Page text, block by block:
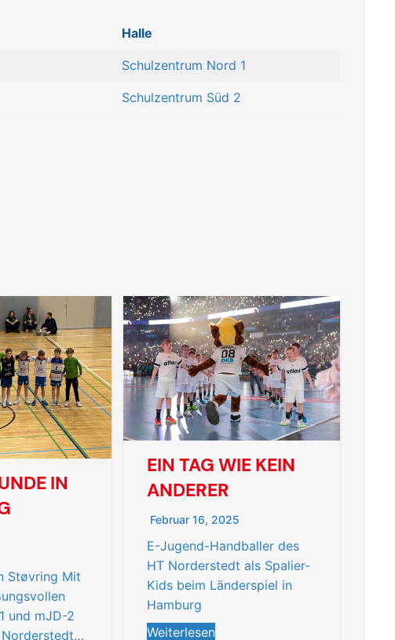
Halle
Schulzentrum Nord 1
Schulzentrum Süd 2
IN
Støvring Mit
und mJD-2
EIN TAG WIE KEIN
ANDERER
Februar 16, 2025
E-Jugend-Handballer des
HT Norderstedt als Spalier-
Kids beim Länderspiel in
Hamburg
Weiterlesen